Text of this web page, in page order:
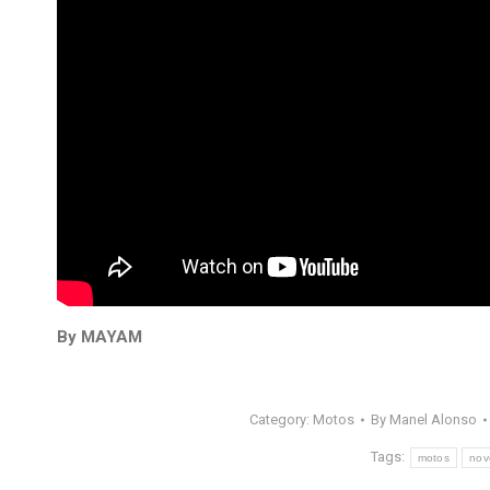
By MAYAM
Category: Motos By Manel Alonso
Tags: motos